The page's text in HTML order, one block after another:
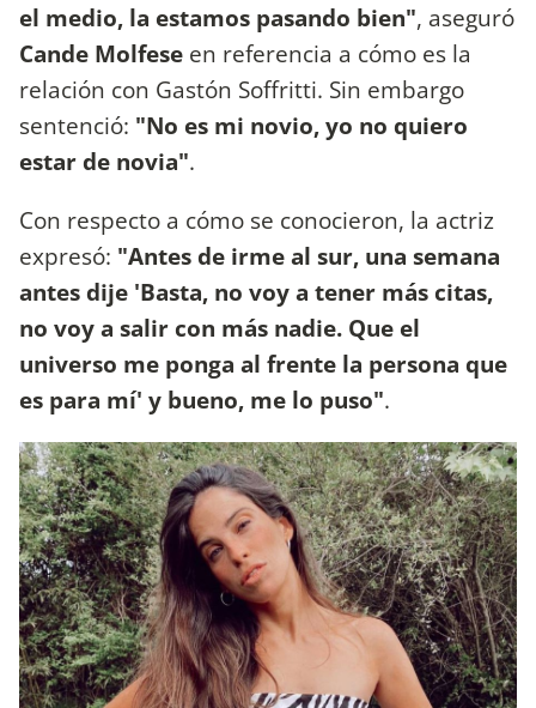
el medio, la estamos pasando bien", aseguró
Cande Molfese en referencia a cómo es la
relación con Gastón Soffritti. Sin embargo
sentenció: "No es mi novio, yo no quiero
estar de novia".
Con respecto a cómo se conocieron, la actriz
expresó: "Antes de irme al sur, una semana
antes dije 'Basta, no voy a tener más citas,
no voy a salir con más nadie. Que el
universo me ponga al frente la persona que
es para mí' y bueno, me lo puso".